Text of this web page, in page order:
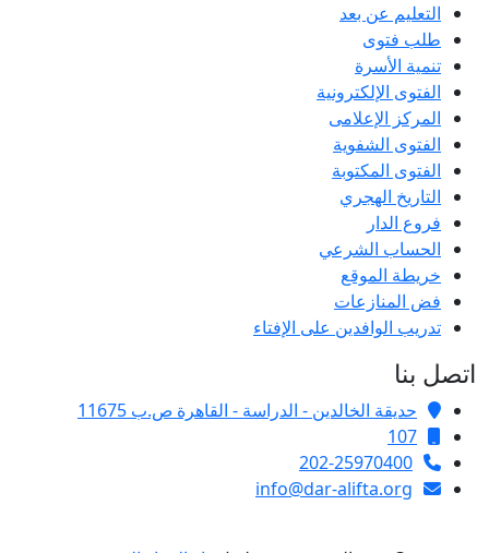
التعليم عن بعد
طلب فتوى
تنمية الأسرة
الفتوى الإلكترونية
المركز الإعلامى
الفتوى الشفوية
الفتوى المكتوبة
التاريخ الهجري
فروع الدار
الحساب الشرعي
خريطة الموقع
فض المنازعات
تدريب الوافدين على الإفتاء
اتصل بنا
حديقة الخالدين - الدراسة - القاهرة ص.ب 11675
107
202-25970400
info@dar-alifta.org